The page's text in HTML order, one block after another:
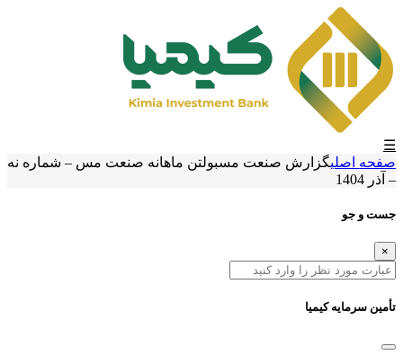
☰
صفحه اصلیگزارش صنعت مسبولتن ماهانه صنعت مس – شماره نه
– آذر 1404
جست و جو
×
تأمین سرمایه کیمیا